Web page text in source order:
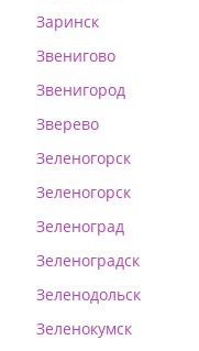
Заринск
Звенигово
Звенигород
Зверево
Зеленогорск
Зеленогорск
Зеленоград
Зеленоградск
Зеленодольск
Зеленокумск